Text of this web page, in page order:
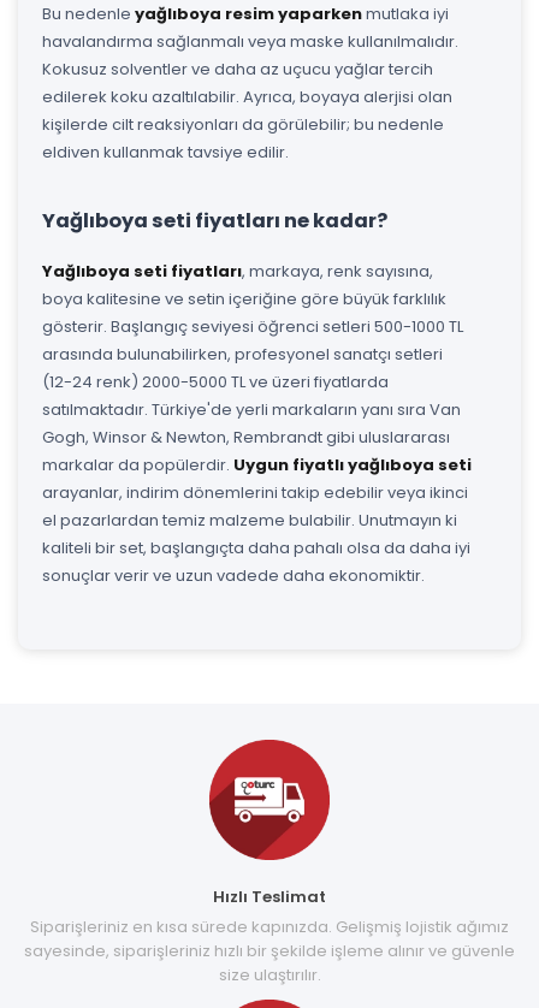
Bu nedenle yağlıboya resim yaparkenmutlaka iyi
havalandırma sağlanmalı veya maske kullanılmalıdır.
Kokusuz solventler ve daha az uçucu yağlar tercih
edilerek koku azaltılabilir. Ayrıca, boyaya alerjisi olan
kişilerde cilt reaksiyonları da görülebilir; bu nedenle
eldiven kullanmak tavsiye edilir.
Yağlıboya seti fiyatları ne kadar?
Yağlıboya seti fiyatları, markaya, renk sayısına,
boya kalitesine ve setin içeriğine göre büyük farklılık
gösterir. Başlangıç seviyesi öğrenci setleri 500-1000 TL
arasında bulunabilirken, profesyonel sanatçı setleri
(12-24 renk) 2000-5000 TL ve üzeri fiyatlarda
satılmaktadır. Türkiye'de yerli markaların yanı sıra Van
Gogh, Winsor & Newton, Rembrandt gibi uluslararası
markalar da popülerdir. Uygun fiyatlı yağlıboya seti
arayanlar, indirim dönemlerini takip edebilir veya ikinci
el pazarlardan temiz malzeme bulabilir. Unutmayın ki
kaliteli bir set, başlangıçta daha pahalı olsa da daha iyi
sonuçlar verir ve uzun vadede daha ekonomiktir.
Hızlı Teslimat
Siparişleriniz en kısa sürede kapınızda. Gelişmiş lojistik ağımız
sayesinde, siparişleriniz hızlı bir şekilde işleme alınır ve güvenle
size ulaştırılır.